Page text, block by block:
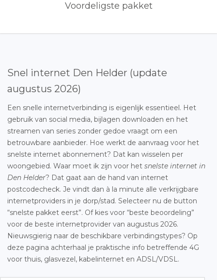
Voordeligste pakket
Snel internet Den Helder (update
augustus 2026)
Een snelle internetverbinding is eigenlijk essentieel. Het
gebruik van social media, bijlagen downloaden en het
streamen van series zonder gedoe vraagt om een
betrouwbare aanbieder. Hoe werkt de aanvraag voor het
snelste internet abonnement? Dat kan wisselen per
woongebied. Waar moet ik zijn voor het snelste internet in
Den Helder? Dat gaat aan de hand van internet
postcodecheck. Je vindt dan à la minute alle verkrijgbare
internetproviders in je dorp/stad. Selecteer nu de button
“snelste pakket eerst”. Of kies voor “beste beoordeling”
voor de beste internetprovider van augustus 2026.
Nieuwsgierig naar de beschikbare verbindingstypes? Op
deze pagina achterhaal je praktische info betreffende 4G
voor thuis, glasvezel, kabelinternet en ADSL/VDSL.